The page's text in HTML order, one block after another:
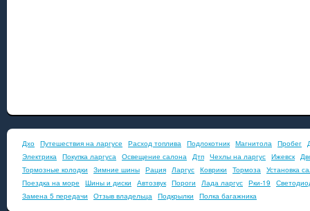
Дхо Путешествия на ларгусе Расход топлива Подлокотник Магнитола Пробег
Электрика Покупка ларгуса Освещение салона Дтп Чехлы на ларгус Ижевск
Тормозные колодки
Зимние шины Рация Ларгус Коврики Тормоза Установка
Поездка на море
Шины и диски Автозвук Пороги Лада ларгус Рки-19
Замена 5 передачи
Отзыв владельца Подкрылки Полка багажника